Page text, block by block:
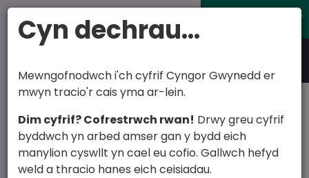
Fy nghyfrif
Problem hefo caead
gyli, manhole neu
gwter
Cyn dechrau...
Mewngofnodwch i'ch cyfrif Cyngor Gwynedd er
mwyn tracio'r cais yma ar-lein.
Dim cyfrif? Cofrestrwch rwan! Drwy greu cyfrif
byddwch yn arbed amser gan y bydd eich
manylion cyswllt yn cael eu cofio. Gallwch hefyd
weld a thracio hanes eich ceisiadau.
Mae'r wefan yma'n
defnyddio cwcis
Rydym yn defnyddio cwcis